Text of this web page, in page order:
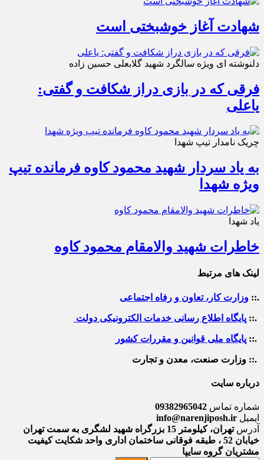
شهادت آغاز خوشبختی است
دلنوشته ای ویژه سالگرد شهید گلابعلی حسین زاده
فرقی که در بازی دراز شکافت و گفتی:
یاعلی
چریک نامدار تیپ شهدا
به یاد سردار شهید محمود کاوه فرمانده تیپ
ویژه شهدا
یاد شهدا
خاطرات شهید والامقام محمود کاوه‌
لینک های مرتبط
.:: وزارت کار، تعاون و رفاه اجتماعی
.:: پایگاه اطلاع رسانی خدمات الکترونیکی دولت
.:: پایگاه ملی قوانین و مقررات کشور
.:: وزارت صنعت، معدن و تجارت
درباره سایت
شماره تماس 09382965042
ایمیل info@narenjiposh.ir
آدرس
تهران، کیلومتر 15 بزرگراه شهید لشگری به سمت تهران
خیابان 52 ، طبقه فوقانی ساختمان اداری واحد شکایت کیفیت
مشتریان گروه سایپا